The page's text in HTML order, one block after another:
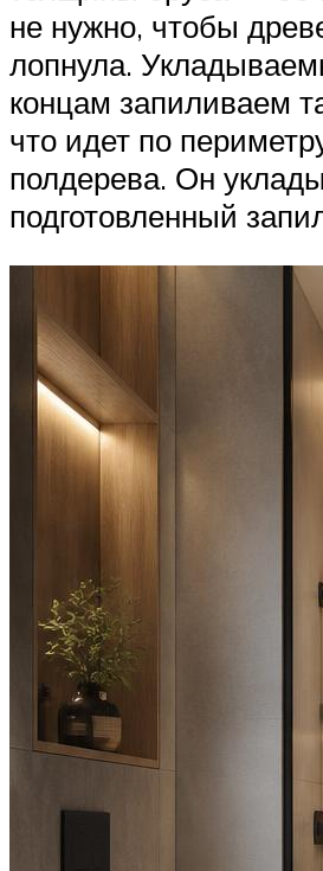
не нужно, чтобы
лопнула.
концам запиливаем
что идет по
полдерева. Он
подготовленный